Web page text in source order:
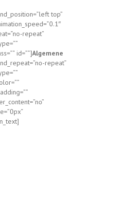
top”
repeat”
id=””]Algemene
repeat”